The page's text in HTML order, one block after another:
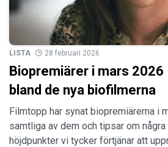
LISTA 28 februari 2026
Biopremiärer i mars
bland de nya biofilmerna
Filmtopp har synat biopremiärerna i
samtliga av dem och tipsar om
höjdpunkter vi tycker förtjänar att